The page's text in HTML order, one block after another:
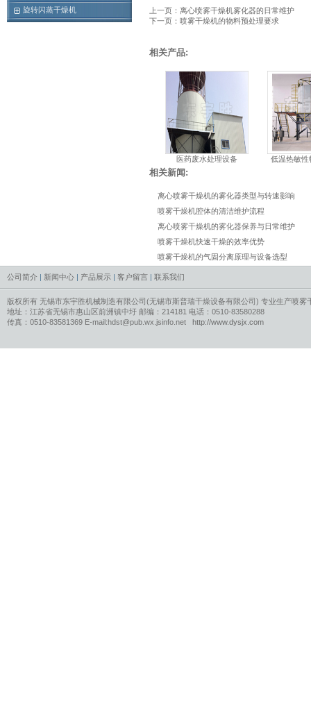
旋转闪蒸干燥机
上一页：离心喷雾干燥机雾化器的日常维护
下一页：喷雾干燥机的物料预处理要求
相关产品:
医药废水处理设备 低温热敏性
相关新闻:
离心喷雾干燥机的雾化器类型与转速影响
喷雾干燥机腔体的清洁维护流程
离心喷雾干燥机的雾化器保养与日常维护
喷雾干燥机快速干燥的效率优势
喷雾干燥机的气固分离原理与设备选型
公司简介 | 新闻中心 | 产品展示 | 客户留言 | 联系我们
版权所有 无锡市东宇胜机械制造有限公司(无锡市斯普瑞干燥设备有限公司) 专业生产喷雾
地址：江苏省无锡市惠山区前洲镇中圩 邮编：214181 电话：0510-83580288
传真：0510-83581369 E-mail:hdst@pub.wx.jsinfo.net http://www.dysjx.com